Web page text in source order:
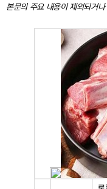
본문의 주요 내용이 제외되거